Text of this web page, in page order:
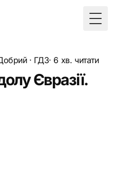
· ГДЗ· 6 хв. читати
Євразії.